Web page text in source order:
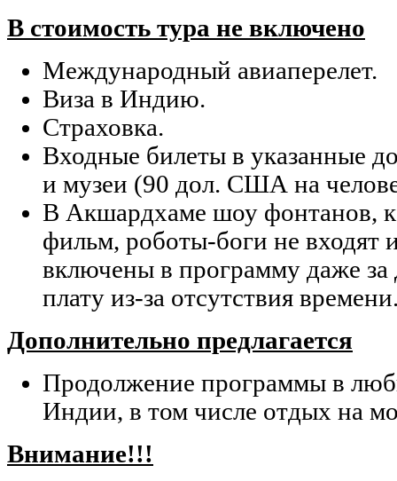
В стоимость тура не включено
Международный авиаперелет.
Виза в Индию.
Страховка.
Входные билеты в указанные
и музеи (90 дол. США на
В Акшардхаме шоу фонтанов,
фильм, роботы-боги не входят
включены в программу даже
плату из-за отсутствия
Дополнительно предлагается
Продолжение программы в
Индии, в том числе отдых на
Внимание!!!